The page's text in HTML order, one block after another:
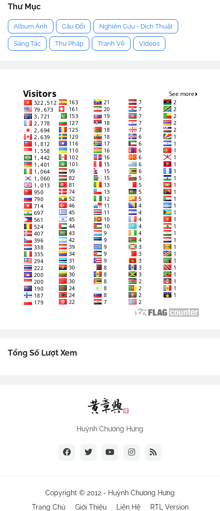
Thư Mục
Album Ảnh Câu Đối Nghiên Cứu - Dịch Thuật
Sáng Tác Thư Pháp Tranh Vẽ Videos
Tổng Số Lượt Xem
Huỳnh Chương Hưng
Copyright © 2012 - Huỳnh Chương Hưng
Trang Chủ
Giới Thiệu Liên Hệ RTL Version